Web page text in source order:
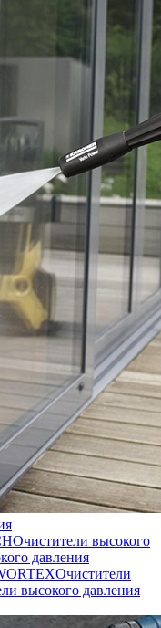
Очистители высокого
давления
Очистители
высокого давления